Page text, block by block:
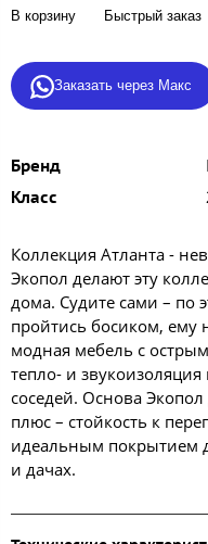
В корзину Быстрый заказ
Заказать через Макс
Бренд
Класс
Коллекция Атланта -
Экопол делают эту
дома. Судите сами – по
пройтись босиком,
модная мебель с
тепло- и
соседей. Основа
плюс – стойкость к
идеальным покрытием
и дачах.